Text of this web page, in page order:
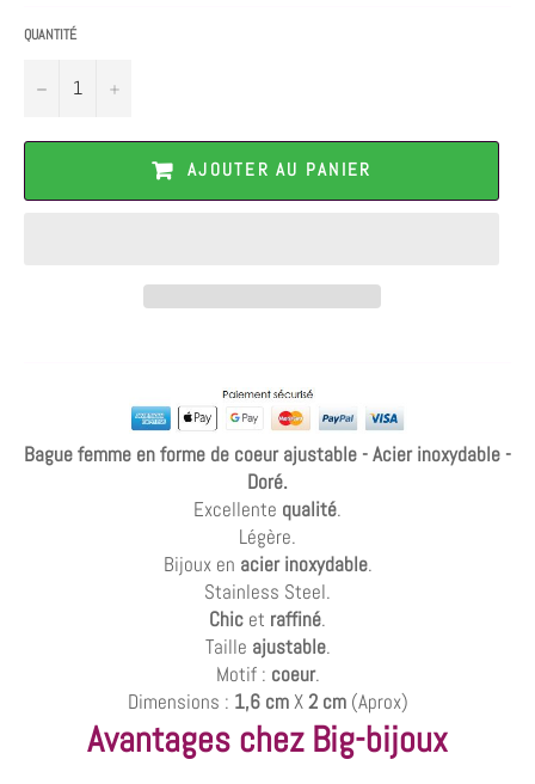
QUANTITÉ
− +
AJOUTER AU PANIER
Bague femme en forme de coeur ajustable - Acier inoxydable -
Doré.
Excellente qualité.
Légère.
Bijoux en acier inoxydable.
Stainless Steel.
Chic et raffiné.
Taille ajustable.
Motif : coeur.
Dimensions : 1,6 cmX2 cm(Aprox)
Avantages chez Big-bijoux